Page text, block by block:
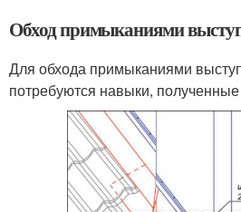
Обход примыканиями
Для обхода примыканиями
потребуются навыки,